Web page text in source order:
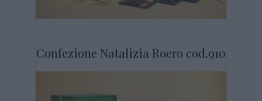
Confezione Natalizia Roero cod.910